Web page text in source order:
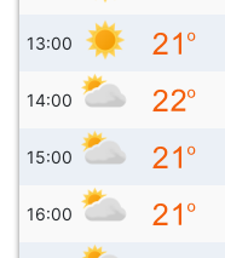
13:00
14:00
15:00
16:00